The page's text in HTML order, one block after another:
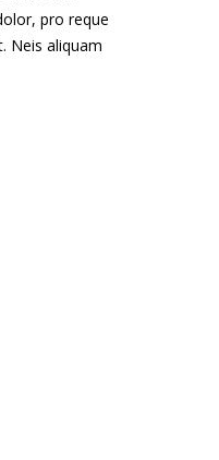
pro reque
Neis aliquam